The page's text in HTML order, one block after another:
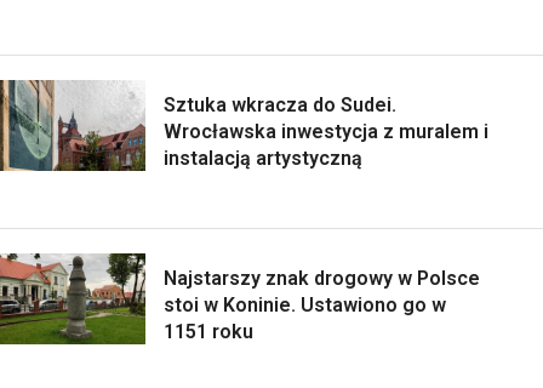
Sztuka wkracza do Sudei.
Wrocławska inwestycja z muralem i
instalacją artystyczną
Najstarszy znak drogowy w Polsce
stoi w Koninie. Ustawiono go w
1151 roku